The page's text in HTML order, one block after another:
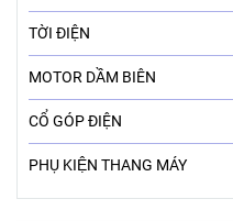
TỜI ĐIỆN
MOTOR DẦM BIÊN
CỔ GÓP ĐIỆN
PHỤ KIỆN THANG MÁY